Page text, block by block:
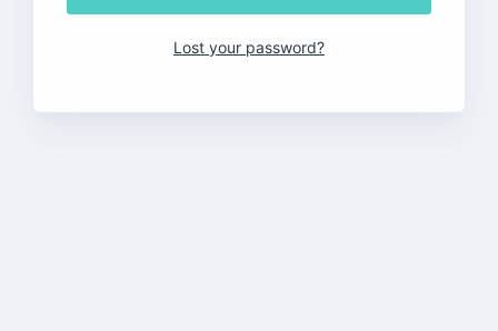
Lost your password?